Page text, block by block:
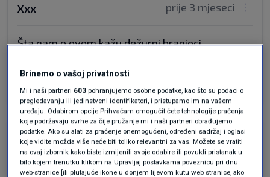
prije 3 mjeseci
Xxx
Šta nam o ovom kažu dežurni branioci
prije 3 mjeseci
Xxx
Vrijeme je da javnost sazna pravu istinu o ovom
Brinemo o vašoj privatnosti
Mi i naši partneri 603 pohranjujemo osobne podatke, kao što su podaci o
pregledavanju ili jedinstveni identifikatori, i pristupamo im na vašem
uređaju. Odabirom opcije Prihvaćam omogućit ćete tehnologije praćenja
koje podržavaju svrhe za čije pružanje mi i naši partneri obrađujemo
podatke. Ako su alati za praćenje onemogućeni, određeni sadržaj i oglasi
koje vidite možda više neće biti toliko relevantni za vas. Možete se vratiti
na ovaj izbornik kako biste izmijenili svoje odabire ili povukli pristanak u
bilo kojem trenutku klikom na Upravljaj postavkama poveznicu pri dnu
web-stranice [ili plutajuće ikone u donjem lijevom kutu web stranice, ako